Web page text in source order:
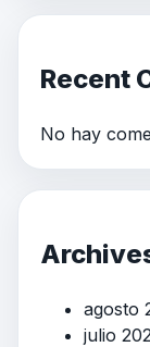
Recent
No hay
agosto
julio